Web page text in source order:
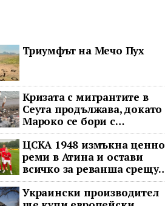
Триумфът на Мечо Пух
Кризата с мигрантите в
Сеута продължава, докато
Мароко се бори с
обвинения в чужбина и с
гнева у дома
ЦСКА 1948 измъкна ценно
реми в Атина и остави
всичко за реванша срещу
Панатинайкос
Украински производител